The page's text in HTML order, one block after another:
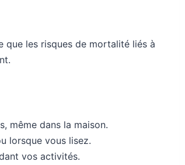
que les risques de mortalité liés à
même dans la maison.
lorsque vous lisez.
vos activités.